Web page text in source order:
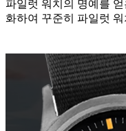
파일럿 워치의 명예를
화하여 꾸준히 파일럿